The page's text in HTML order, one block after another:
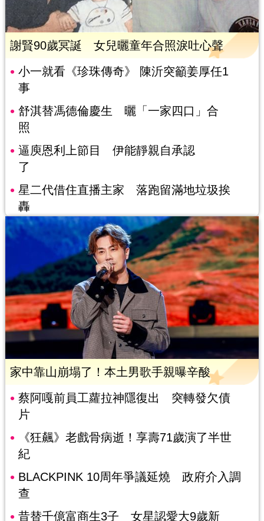
謝賢90歲冥誕 女兒曬童年合照淚吐心聲
小一就看《珍珠傳奇》 陳沂突籲姜厚任1
事
舒淇替馮德倫慶生 曬「一家四口」合
照
逼庾恩利上節目 伊能靜親自承認
了
星二代借住直播主家 落跑留滿地垃圾挨
轟
家中靠山崩塌了！本土男歌手親曝辛酸
蔡阿嘎前員工蘿拉神隱復出 突轉發欠債
片
《狂飆》老戲骨病逝！享壽71歲演了半世
紀
BLACKPINK 10周年爭議延燒 政府介入調
查
昔替千億富商生3子 女星認愛大9歲新